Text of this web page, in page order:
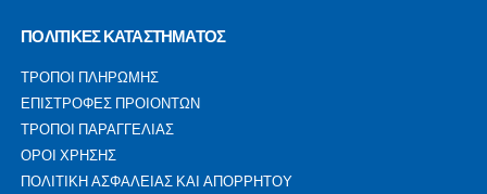
ΠΟΛΙΤΙΚΕΣ ΚΑΤΑΣΤΗΜΑΤΟΣ
ΤΡΟΠΟΙ ΠΛΗΡΩΜΗΣ
ΕΠΙΣΤΡΟΦΕΣ ΠΡΟΙΟΝΤΩΝ
ΤΡΟΠΟΙ ΠΑΡΑΓΓΕΛΙΑΣ
ΟΡΟΙ ΧΡΗΣΗΣ
ΠΟΛΙΤΙΚΗ ΑΣΦΑΛΕΙΑΣ ΚΑΙ ΑΠΟΡΡΗΤΟΥ